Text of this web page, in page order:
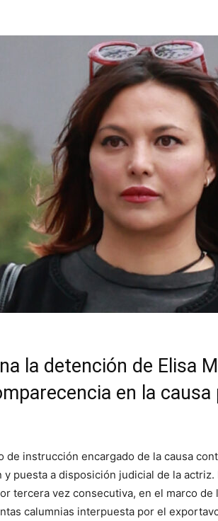
la detención de Elisa
en la
de instrucción encargado de la causa
puesta a disposición judicial de la actriz.
tercera vez consecutiva, en el marco
calumnias interpuesta por el